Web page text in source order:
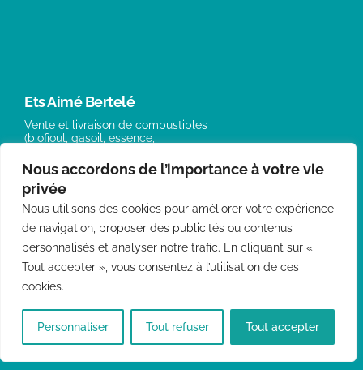
Nous accordons de l’importance à votre vie
privée
Nous utilisons des cookies pour améliorer votre expérience
de navigation, proposer des publicités ou contenus
personnalisés et analyser notre trafic. En cliquant sur «
Tout accepter », vous consentez à l’utilisation de ces
cookies.
Personnaliser Tout refuser Tout accepter
Ets Aimé Bertelé
Vente et livraison de combustibles
(biofioul, gasoil, essence,
Horaires d’ouverture
Du lundi au jeudi 8h – 12h
14h – 17h30
Vendredi 8h – 12 h / 14h – 17h
> Bioénergies
> Carburants
> Bois et granulés
> Chauffage – SAV
> Adoucisseurs